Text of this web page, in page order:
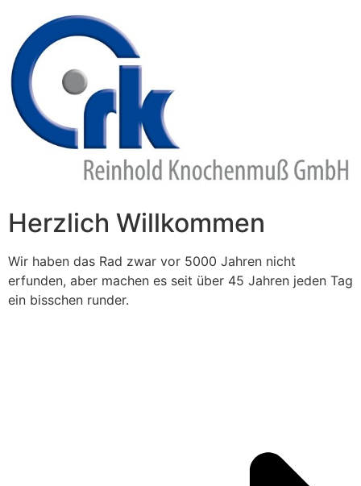
Inhalt
springen
Herzlich Willkommen
Wir haben das Rad zwar vor 5000 Jahren nicht
erfunden, aber machen es seit über 45 Jahren jeden Tag
ein bisschen runder.